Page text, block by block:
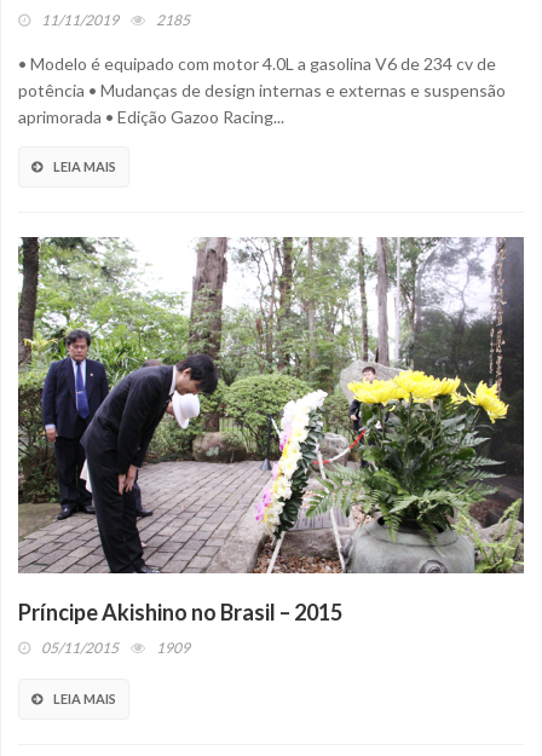
11/11/2019 2185
• Modelo é equipado com motor 4.0L a gasolina V6 de 234 cv de
potência • Mudanças de design internas e externas e suspensão
aprimorada • Edição Gazoo Racing...
LEIA MAIS
Príncipe Akishino no Brasil – 2015
05/11/2015 1909
LEIA MAIS